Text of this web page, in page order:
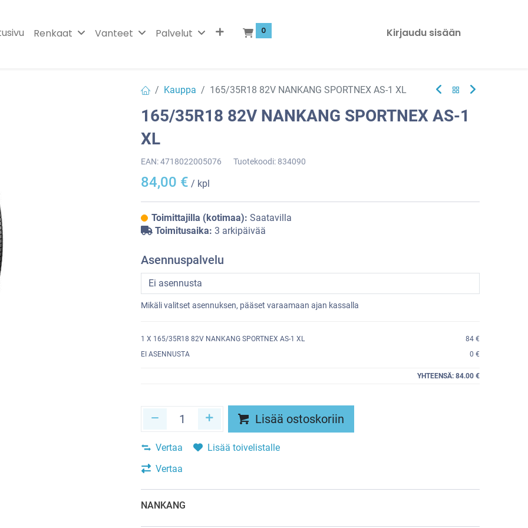
Renkaat Vanteet Palvelut 0 Kirjaudu sisään
Kauppa 165/35R18 82V NANKANG SPORTNEX AS-1 XL
165/35R18 82V NANKANG SPORTNEX AS-1
XL
EAN:4718022005076 Tuotekoodi: 834090
84,00 € / kpl
Toimittajilla (kotimaa): Saatavilla
Toimitusaika: 3 arkipäivää
Asennuspalvelu
Mikäli valitset asennuksen, pääset varaamaan ajan kassalla
1 X 165/35R18 82V NANKANG SPORTNEX AS-1 XL
84 €
EI ASENNUSTA
0 €
YHTEENSÄ: 84.00 €
Lisää ostoskoriin
Vertaa
Lisää toivelistalle
Vertaa
NANKANG